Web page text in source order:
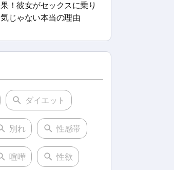
果！彼女がセックスに乗り
気じゃない本当の理由
ダイエット
別れ 性感帯
喧嘩 性欲